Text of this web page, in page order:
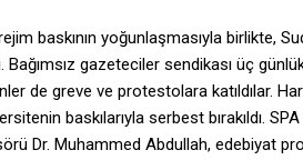
baskının yoğunlaşmasıyla birlikte,
Bağımsız gazeteciler sendikası üç
de greve ve protestolara katıldılar.
baskılarıyla serbest bırakıldı.
Dr. Muhammed Abdullah, edebiyat